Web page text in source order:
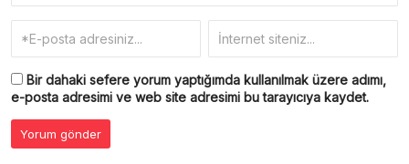
Bir dahaki sefere yorum yaptığımda kullanılmak üzere adımı,
e-posta adresimi ve web site adresimi bu tarayıcıya kaydet.